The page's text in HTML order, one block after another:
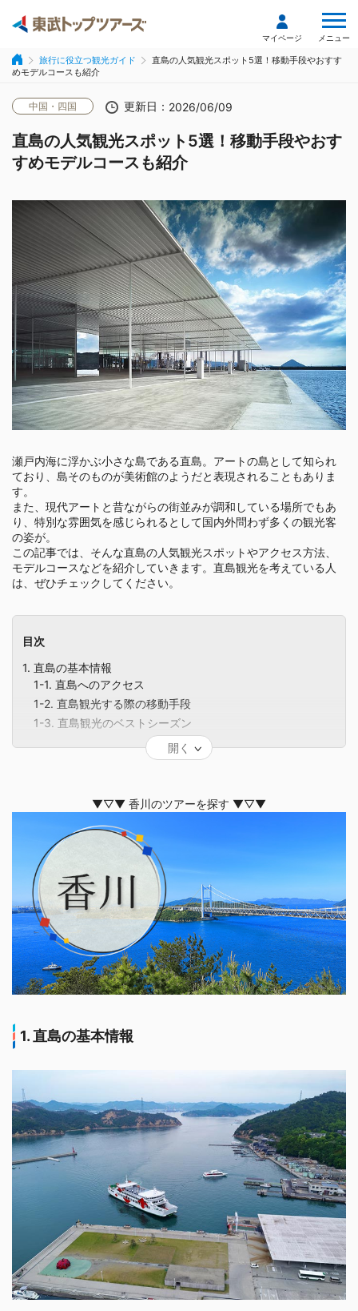
マイページ メニュー
旅行に役立つ観光ガイド
直島の人気観光スポット5選！移動手段やおすす
めモデルコースも紹介
中国・四国 更新日： 2026/06/09
直島の人気観光スポット5選！移動手段やおす
すめモデルコースも紹介
瀬戸内海に浮かぶ小さな島である直島。アートの島として知られ
ており、島そのものが美術館のようだと表現されることもありま
す。
また、現代アートと昔ながらの街並みが調和している場所でもあ
り、特別な雰囲気を感じられるとして国内外問わず多くの観光客
の姿が。
この記事では、そんな直島の人気観光スポットやアクセス方法、
モデルコースなどを紹介していきます。直島観光を考えている人
は、ぜひチェックしてください。
目次
1. 直島の基本情報
1-1. 直島へのアクセス
1-2. 直島観光する際の移動手段
1-3. 直島観光のベストシーズン
2. 直島に行くならここ！おすすめ人気観光スポット5選
2-1. 赤かぼちゃ「赤かぼちゃ」(2006年)
2-3. 海の駅「なおしま」
2-4. BUNRAKU PUPPET
2-5. 直島ホール
3. 直島でしか食べられないご当地グルメを紹介！
3-1. 直島バーガー
3-2. 天日塩（ソラシオ)スイーツ
3-3. 直島海苔
4. 直島観光のおすすめモデルコース
4-1. 半日・日帰りモデルコース
4-2. 1泊2日のモデルコース
4-3. 車なし・レンタサイクルのモデルコース
4-4. 子連れのモデルコース
6. 直島に関するよくある質問
6-2. 直島に車で行くメリット・デメリットは？
7. まとめ
開く
▼▽▼ 香川のツアーを探す ▼▽▼
1. 直島の基本情報